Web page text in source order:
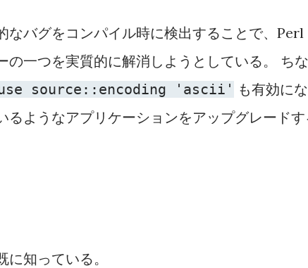
なバグをコンパイル時に検出することで、Perl
の一つを実質的に解消しようとしている。 ちな
source::encoding 'ascii' も有効にな
るようなアプリケーションをアップグレード
知っている。